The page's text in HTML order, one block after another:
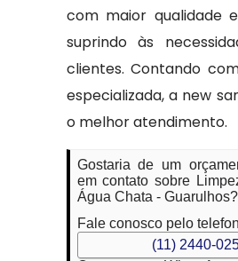
com maior qualidade
suprindo às
clientes. Contando
especializada, a new
o melhor atendimento.
Gostaria de um
em contato sobre
Água Chata - Guarulhos?
Fale conosco pelo
(11) 2440-